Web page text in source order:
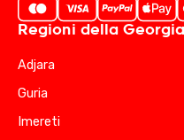
Regioni della Georgia
Adjara
Guria
Imereti